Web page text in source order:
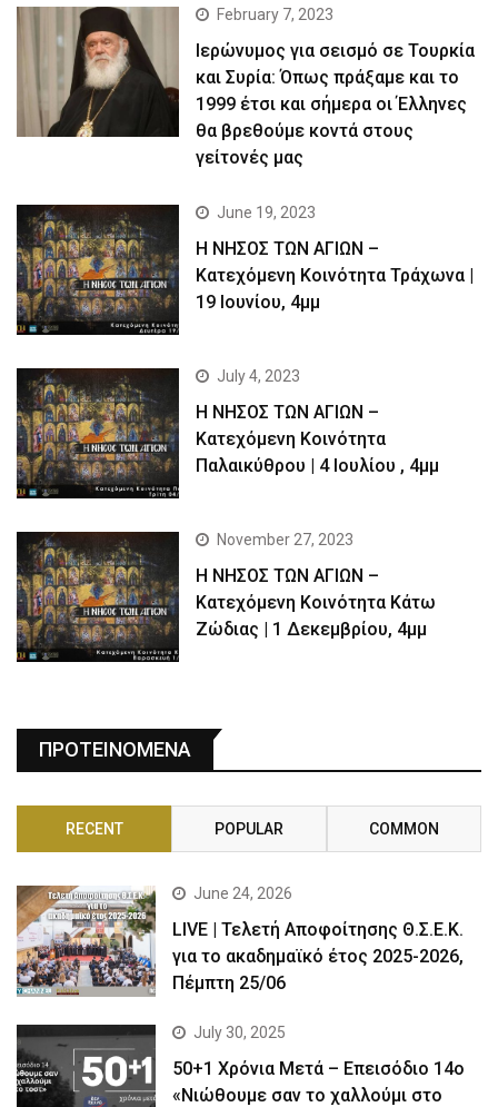
February 7, 2023
Ιερώνυμος για σεισμό σε Τουρκία
και Συρία: Όπως πράξαμε και το
1999 έτσι και σήμερα οι Έλληνες
θα βρεθούμε κοντά στους
γείτονές μας
June 19, 2023
Η ΝΗΣΟΣ ΤΩΝ ΑΓΙΩΝ –
Kατεχόμενη Κοινότητα Τράχωνα |
19 Ιουνίου, 4μμ
July 4, 2023
Η ΝΗΣΟΣ ΤΩΝ ΑΓΙΩΝ –
Kατεχόμενη Κοινότητα
Παλαικύθρου | 4 Ιουλίου , 4μμ
November 27, 2023
Η ΝΗΣΟΣ ΤΩΝ ΑΓΙΩΝ –
Κατεχόμενη Κοινότητα Κάτω
Ζώδιας | 1 Δεκεμβρίου, 4μμ
ΠΡΟΤΕΙΝΟΜΕΝΑ
RECENT POPULAR COMMON
June 24, 2026
LIVE | Τελετή Αποφοίτησης Θ.Σ.Ε.Κ.
για το ακαδημαϊκό έτος 2025-2026,
Πέμπτη 25/06
July 30, 2025
50+1 Χρόνια Μετά – Επεισόδιο 14ο
«Νιώθουμε σαν το χαλλούμι στο